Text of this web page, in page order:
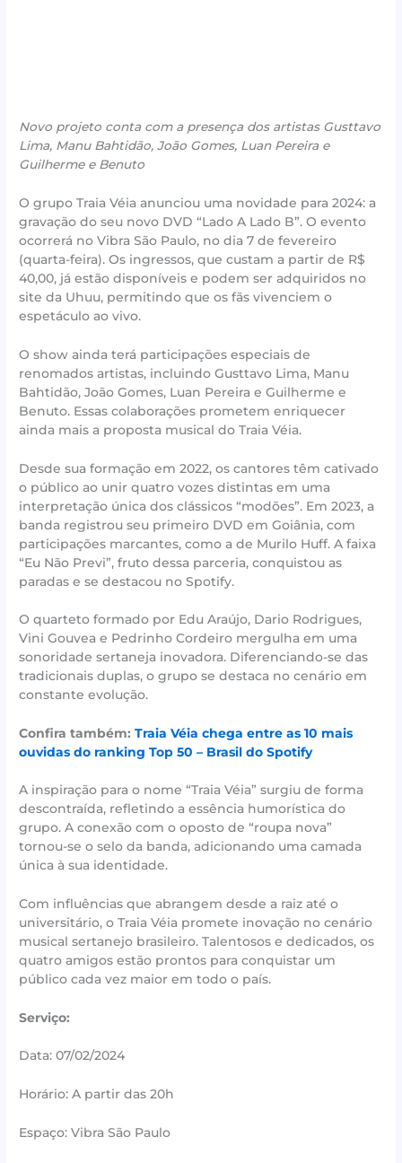
Novo projeto conta com a presença dos artistas Gusttavo
Lima, Manu Bahtidão, João Gomes, Luan Pereira e
Guilherme e Benuto
O grupo Traia Véia anunciou uma novidade para 2024: a
gravação do seu novo DVD “Lado A Lado B”. O evento
ocorrerá no Vibra São Paulo, no dia 7 de fevereiro
(quarta-feira). Os ingressos, que custam a partir de R$
40,00, já estão disponíveis e podem ser adquiridos no
site da Uhuu, permitindo que os fãs vivenciem o
espetáculo ao vivo.
O show ainda terá participações especiais de
renomados artistas, incluindo Gusttavo Lima, Manu
Bahtidão, João Gomes, Luan Pereira e Guilherme e
Benuto. Essas colaborações prometem enriquecer
ainda mais a proposta musical do Traia Véia.
Desde sua formação em 2022, os cantores têm cativado
o público ao unir quatro vozes distintas em uma
interpretação única dos clássicos “modões”. Em 2023, a
banda registrou seu primeiro DVD em Goiânia, com
participações marcantes, como a de Murilo Huff. A faixa
“Eu Não Previ”, fruto dessa parceria, conquistou as
paradas e se destacou no Spotify.
O quarteto formado por Edu Araújo, Dario Rodrigues,
Vini Gouvea e Pedrinho Cordeiro mergulha em uma
sonoridade sertaneja inovadora. Diferenciando-se das
tradicionais duplas, o grupo se destaca no cenário em
constante evolução.
Confira também:Traia Véia chega entre as 10 mais
ouvidas do ranking Top 50 – Brasil do Spotify
A inspiração para o nome “Traia Véia” surgiu de forma
descontraída, refletindo a essência humorística do
grupo. A conexão com o oposto de “roupa nova”
tornou-se o selo da banda, adicionando uma camada
única à sua identidade.
Com influências que abrangem desde a raiz até o
universitário, o Traia Véia promete inovação no cenário
musical sertanejo brasileiro. Talentosos e dedicados, os
quatro amigos estão prontos para conquistar um
público cada vez maior em todo o país.
Serviço:
Data: 07/02/2024
Horário: A partir das 20h
Espaço: Vibra São Paulo